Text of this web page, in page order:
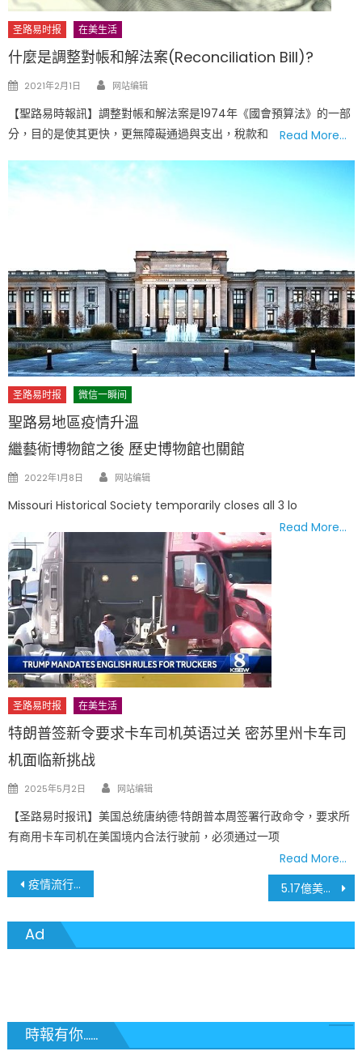
圣路易时报 在美生活
什麼是調整對帳和解法案(Reconciliation Bill)?
Posted
2021年2月1日 Author
网站编辑
【聖路易時報訊】調整對帳和解法案是1974年《國會預算法》的一部
分，目的是使其更快，更無障礙通過與支出，稅款和
Read More…
圣路易时报 微信一瞬间
聖路易地區疫情升溫
繼藝術博物館之後 歷史博物館也關館
Posted
2022年1月8日 Author
网站编辑
Missouri Historical Society temporarily closes all 3 lo
Read More…
圣路易时报 在美生活
特朗普签新令要求卡车司机英语过关 密苏里州卡车司
机面临新挑战
Posted
2025年5月2日 Author
网站编辑
【圣路易时报讯】美国总统唐纳德·特朗普本周签署行政命令，要求所
有商用卡车司机在美国境内合法行驶前，必须通过一项
Read More…
文
章
導
疫情流行以來 密蘇里浸信會醫院重症監護病房首次零新冠病毒病患 5.17億美元怎麼用 市長成立25人委員會
Ad
時報有你......